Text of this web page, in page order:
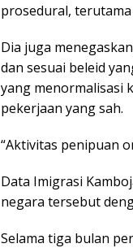
prosedural, terutama
Dia juga
dan sesuai beleid
yang menormalisasi
pekerjaan yang sah.
“Aktivitas penipuan
Data Imigrasi
negara tersebut
Selama tiga bulan